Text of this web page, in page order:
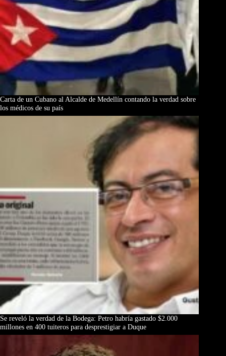
Carta de un Cubano al Alcalde de Medellín contando la verdad sobre
los médicos de su país
Se reveló la verdad de la Bodega: Petro habría gastado $2.000
millones en 400 tuiteros para desprestigiar a Duque